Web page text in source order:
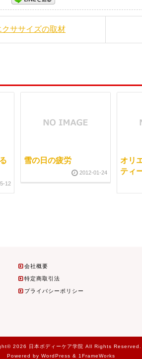
ササイズの取材
12
雪の日の疲労
2012-01-24
オリ
ティ
会社概要
特定商取引法
プライバシーポリシー
2026 日本ボディーケア学院 All Rights Reserved.
Powered by WordPress & 1FrameWorks